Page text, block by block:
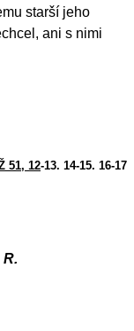
starší jeho
ani s nimi
51, 12-13. 14-15. 16-17
R.